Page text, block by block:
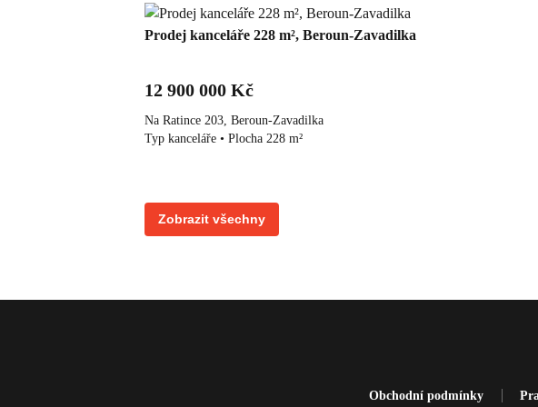
Prodej kanceláře 228 m², Beroun-Zavadilka
12 900 000 Kč
Na Ratince 203, Beroun-Zavadilka
Typ kanceláře • Plocha 228 m²
Zobrazit všechny
Obchodní podmínky